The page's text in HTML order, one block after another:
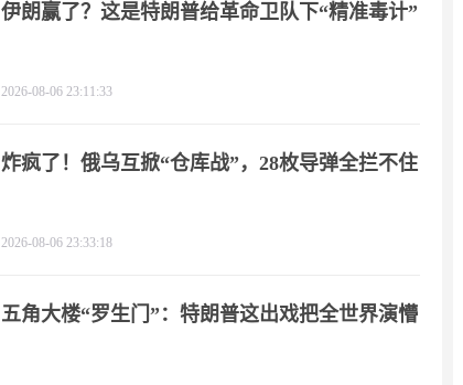
伊朗赢了？这是特朗普给革命卫队下“精准毒计”
2026-08-06 23:11:33
炸疯了！俄乌互掀“仓库战”，28枚导弹全拦不住
2026-08-06 23:33:18
五角大楼“罗生门”：特朗普这出戏把全世界演懵